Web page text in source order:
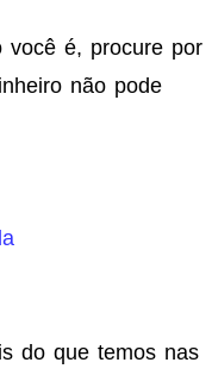
você é, procure por
não pode
do que temos nas